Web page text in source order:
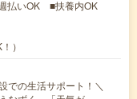
払いOK ■扶養内OK
）
での生活サポート！＼